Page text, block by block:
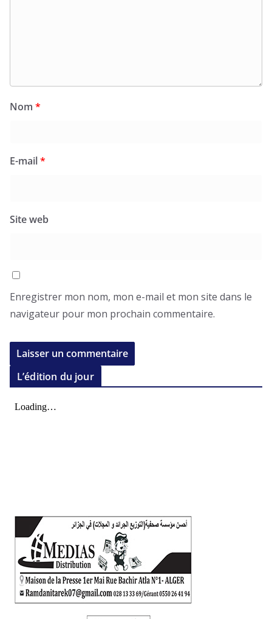
Nom *
E-mail*
Site web
Enregistrer mon nom, mon e-mail et mon site dans le
navigateur pour mon prochain commentaire.
L’édition du jour